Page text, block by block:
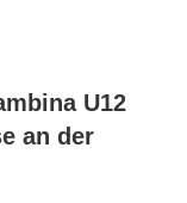
U12
an der